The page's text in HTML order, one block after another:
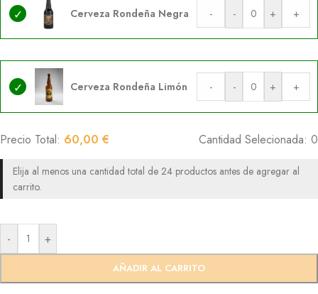
Cerveza Rondeña Negra - - + +
Cerveza Rondeña Limón - - + +
Precio Total: 60,00 € Cantidad Selecionada: 0
Elija al menos una cantidad total de 24 productos antes de agregar al
carrito.
- +
AÑADIR AL CARRITO